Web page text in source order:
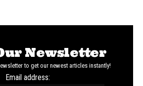
Newsletter
to get our newest articles instantly!
Email address: